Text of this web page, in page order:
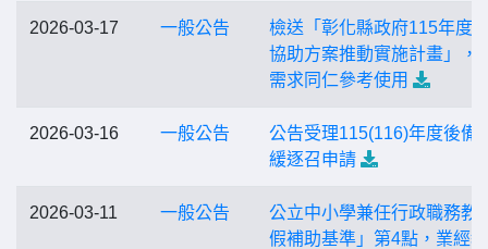
2026-03-17 一般公告
檢送「彰化縣政府115年度
協助方案推動實施計畫」，
需求同仁參考使用
2026-03-16 一般公告
公告受理115(116)年度後備
緩逐召申請
2026-03-11 一般公告
公立中小學兼任行政職務教
假補助基準」第4點，業經